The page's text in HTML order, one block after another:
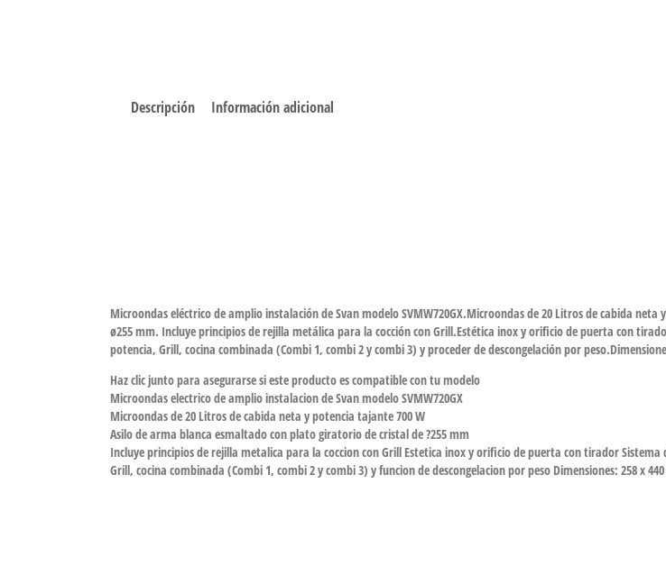
Descripción Información adicional
Microondas eléctrico de amplio instalación de Svan modelo SVMW720GX.Microondas de 20 Litros de cabida
ø255 mm. Incluye principios de rejilla metálica para la cocción con Grill.Estética inox y orificio de puerta con
potencia, Grill, cocina combinada (Combi 1, combi 2 y combi 3) y proceder de descongelación por
Haz clic junto para asegurarse si este producto es compatible con tu modelo
Microondas electrico de amplio instalacion de Svan modelo SVMW720GX
Microondas de 20 Litros de cabida neta y potencia tajante 700 W
Asilo de arma blanca esmaltado con plato giratorio de cristal de ?255 mm
Incluye principios de rejilla metalica para la coccion con Grill Estetica inox y orificio de puerta con tirador
Grill, cocina combinada (Combi 1, combi 2 y combi 3) y funcion de descongelacion por peso Dimensiones: 258 x